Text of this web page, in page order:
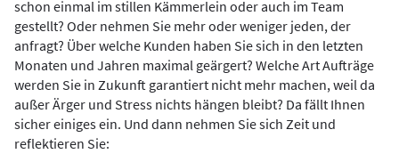
schon einmal im stillen Kämmerlein oder auch im Team
gestellt? Oder nehmen Sie mehr oder weniger jeden, der
anfragt? Über welche Kunden haben Sie sich in den letzten
Monaten und Jahren maximal geärgert? Welche Art Aufträge
werden Sie in Zukunft garantiert nicht mehr machen, weil da
außer Ärger und Stress nichts hängen bleibt? Da fällt Ihnen
sicher einiges ein. Und dann nehmen Sie sich Zeit und
reflektieren Sie: